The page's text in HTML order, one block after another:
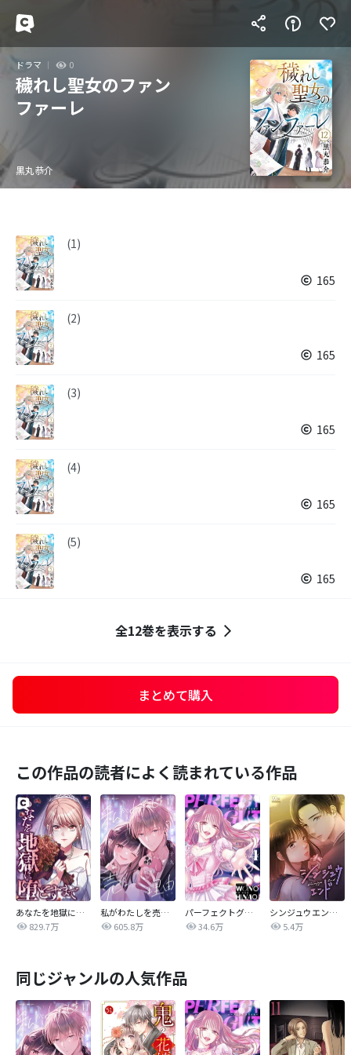
ドラマ 0
穢れし聖女のファン
ファーレ
黒丸恭介
(1)
165
(2)
165
(3)
165
(4)
165
(5)
165
全12巻を表示する
まとめて購入
この作品の読者によく読まれている作品
あなたを地獄に堕とすまで
829.7万
私がわたしを売る理由
605.8万
パーフェクトグリッター
34.6万
シンジュウエンド【タテヨミ】
5.4万
同じジャンルの人気作品